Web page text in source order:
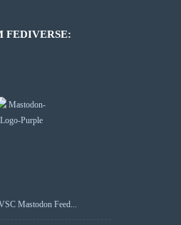
FEDIVERSE:
Mastodon Feed...